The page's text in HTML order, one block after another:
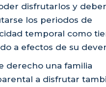
disfrutarlos y
los periodos de
temporal como
a efectos de su
derecho una familia
a disfrutar